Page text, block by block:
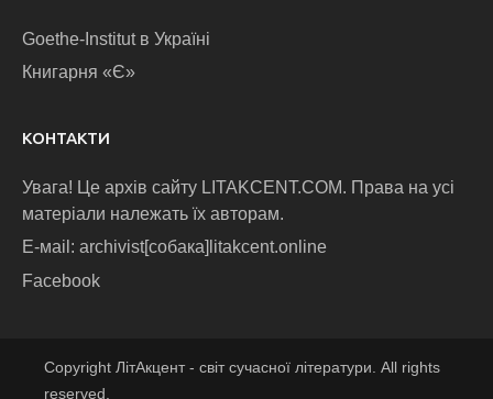
Goethe-Institut в Україні
Книгарня «Є»
КОНТАКТИ
Увага! Це архів сайту LITAKCENT.COM. Права на усі
матеріали належать їх авторам.
E-маіl: archivist[собака]litakcent.online
Facebook
Copyright ЛітАкцент - світ сучасної літератури. All rights
reserved.